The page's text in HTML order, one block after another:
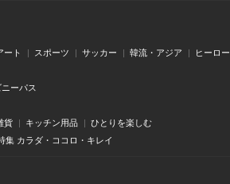
ート スポーツ サッカー 韓流・アジア ヒーロー
ーパス
貨 キッチン用品 ひとりを楽しむ
集 カラダ・ココロ・キレイ